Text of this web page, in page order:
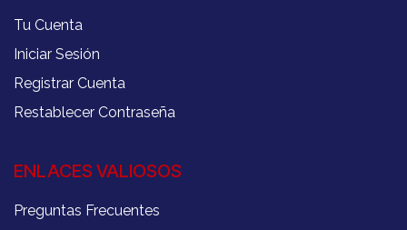
Tu Cuenta
Iniciar Sesión
Registrar Cuenta
Restablecer Contraseña
ENLACES VALIOSOS
Preguntas Frecuentes